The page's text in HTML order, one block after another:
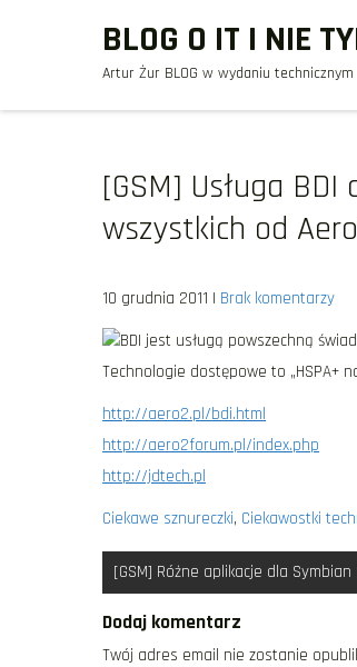
BLOG O IT I NIE
Artur Żur BLOG w wydaniu technicznym
[GSM] Usługa
wszystkich od
10 grudnia 2011 | Brak komentarzy
BDI jest usługą powszechną
Technologie dostępowe to „HSPA+
http://aero2.pl/bdi.html
http://aero2forum.pl/index.php
http://jdtech.pl
Ciekawe sznureczki, Ciekawostki
Nawigacja
wpisu
[GSM] Różne aplikacje dla Symbian
Dodaj komentarz
Twój adres email nie zostanie